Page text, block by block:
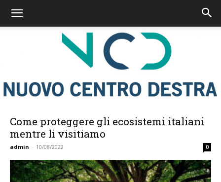
Nuovo
Centro
Come proteggere gli ecosistemi italiani
mentre li visitiamo
admin - 10/08/2022 0